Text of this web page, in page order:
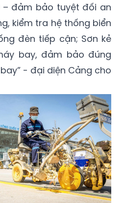
– đảm bảo tuyệt đối an
kiểm tra hệ thống biển
đèn tiếp cận; Sơn kẻ
bay, đảm bảo đúng
- đại diện Cảng cho